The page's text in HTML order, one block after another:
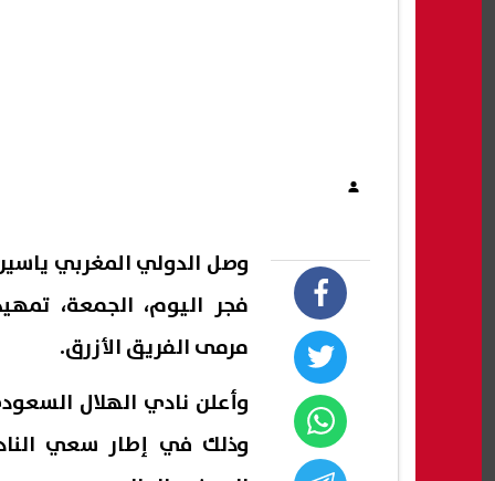
وصل الدولي المغربي
فجر اليوم، الجمعة،
مرمى الفريق الأزرق.
وأعلن نادي الهلال
وذلك في إطار سعي